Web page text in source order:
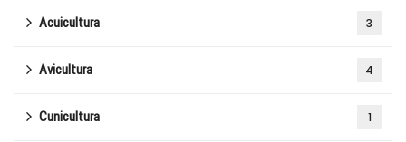
Acuicultura 3
Avicultura 4
Cunicultura 1